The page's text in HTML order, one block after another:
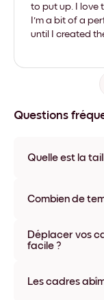
to put up. I love
I'm a bit of a
until I created
Questions
Quelle est la
matériaux et
Combien de
généralement une
certains pays. Un
Déplacer vos
facile ?
l'infini, sans
Les cadres